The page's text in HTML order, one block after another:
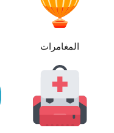
المغامرات